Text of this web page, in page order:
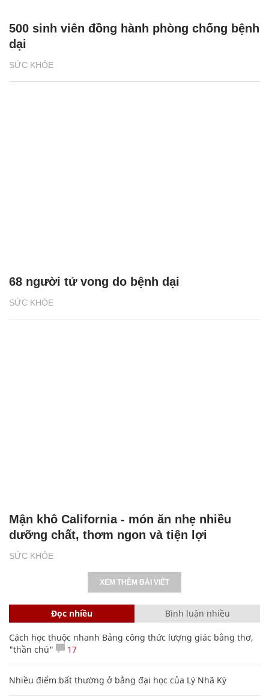
SỨC KHỎE
500 sinh viên đồng hành phòng chống bệnh
dại
SỨC KHỎE
68 người tử vong do bệnh dại
SỨC KHỎE
Mận khô California - món ăn nhẹ nhiều
dưỡng chất, thơm ngon và tiện lợi
XEM THÊM BÀI VIẾT
Đọc nhiều Bình luận nhiều
Cách học thuộc nhanh Bảng công thức lượng giác bằng thơ,
"thần chú"
17
Nhiều điểm bất thường ở bằng đại học của Lý Nhã Kỳ